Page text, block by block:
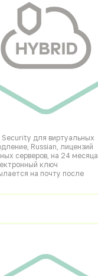
Security для виртуальных
Russian, лицензий
серверов, на 24 месяца
ключ
на почту после